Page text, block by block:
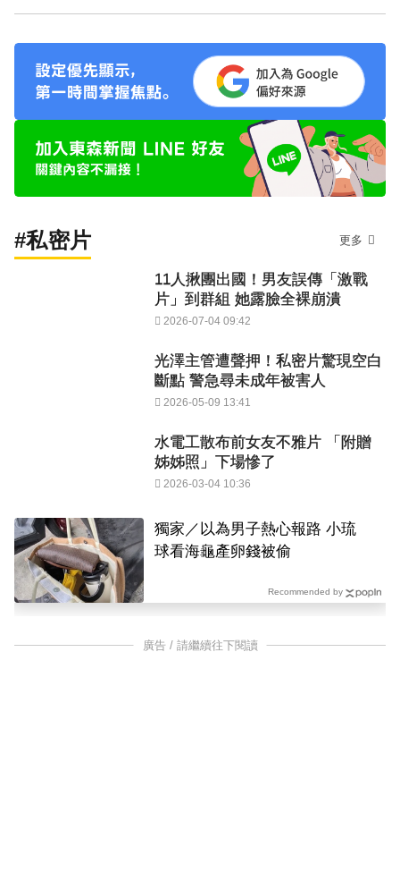
#私密片 更多
11人揪團出國！男友誤傳「激戰
片」到群組 她露臉全裸崩潰
2026-07-04 09:42
光澤主管遭聲押！私密片驚現空白
斷點 警急尋未成年被害人
2026-05-09 13:41
水電工散布前女友不雅片 「附贈
姊姊照」下場慘了
2026-03-04 10:36
獨家／以為男子熱心報路 小琉
球看海龜產卵錢被偷
Recommended by
廣告 / 請繼續往下閱讀